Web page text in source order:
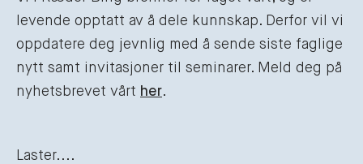
levende opptatt av å dele kunnskap. Derfor vil vi
oppdatere deg jevnlig med å sende siste faglige
nytt samt invitasjoner til seminarer. Meld deg på
nyhetsbrevet vårt her.
Laster....